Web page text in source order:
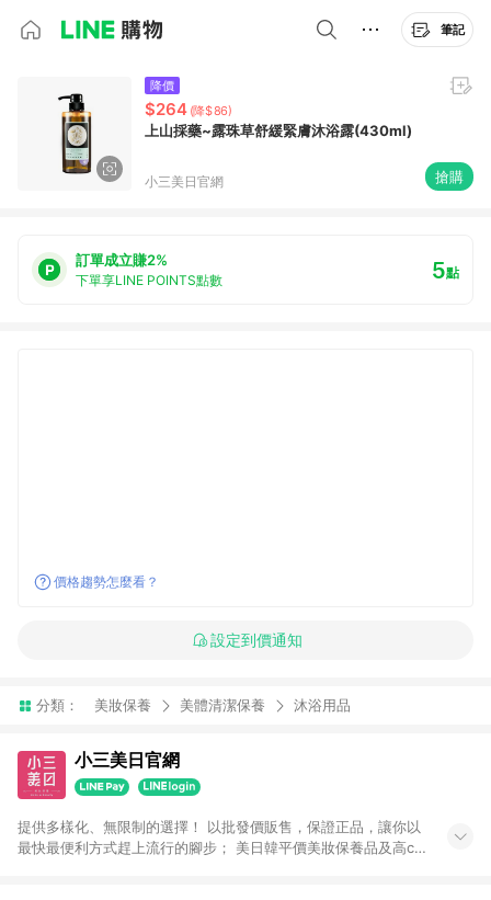
筆記
降價
$264 (降$86)
上山採藥~露珠草舒緩緊膚沐浴露(430ml)
小三美日官網 搶購
訂單成立賺2%
下單享LINE POINTS點數 5點
價格趨勢怎麼看？
設定到價通知
分類： 美妝保養 美體清潔保養 沐浴用品
小三美日官網
提供多樣化、無限制的選擇！ 以批發價販售，保證正品，讓你以
最快最便利方式趕上流行的腳步； 美日韓平價美妝保養品及高cp